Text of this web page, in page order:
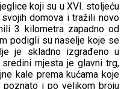
koji su u XVI. stoljeću
domova i tražili novo
3 kilometra zapadno od
podigli su naselje koje se
je skladno izgrađeno u
mjesta je glavni trg,
kale prema kućama koje
poznato i po velikom broju